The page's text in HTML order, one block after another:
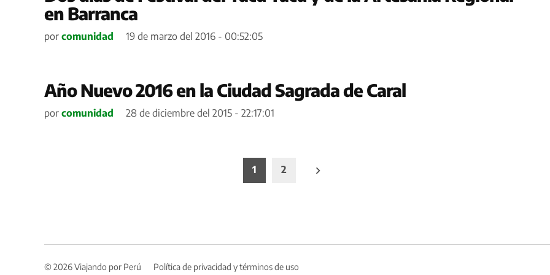
en Barranca
por comunidad 19 de marzo del 2016 - 00:52:05
Año Nuevo 2016 en la Ciudad Sagrada de Caral
por comunidad 28 de diciembre del 2015 - 22:17:01
1 2
© 2026 Viajando por Perú Política de privacidad y términos de uso